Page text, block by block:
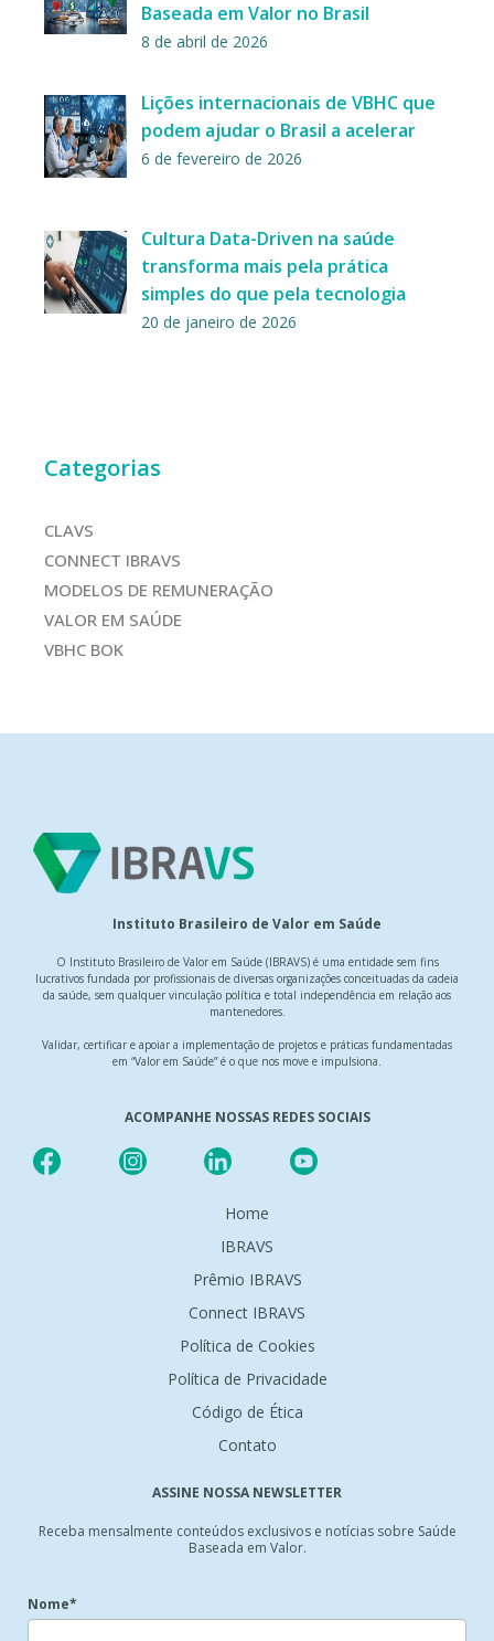
Baseada em Valor no Brasil
8 de abril de 2026
Lições internacionais de VBHC que
podem ajudar o Brasil a acelerar
6 de fevereiro de 2026
Cultura Data-Driven na saúde
transforma mais pela prática
simples do que pela tecnologia
20 de janeiro de 2026
Categorias
CLAVS
CONNECT IBRAVS
MODELOS DE REMUNERAÇÃO
VALOR EM SAÚDE
VBHC BOK
Instituto Brasileiro de Valor em Saúde
O Instituto Brasileiro de Valor em Saúde (IBRAVS) é uma entidade sem fins
lucrativos fundada por profissionais de diversas organizações conceituadas da cadeia
da saúde, sem qualquer vinculação política e total independência em relação aos
mantenedores.
Validar, certificar e apoiar a implementação de projetos e práticas fundamentadas
em “Valor em Saúde” é o que nos move e impulsiona.
ACOMPANHE NOSSAS REDES SOCIAIS
Home
IBRAVS
Prêmio IBRAVS
Connect IBRAVS
Política de Cookies
Política de Privacidade
Código de Ética
Contato
ASSINE NOSSA NEWSLETTER
Receba mensalmente conteúdos exclusivos e notícias sobre Saúde
Baseada em Valor.
Nome*